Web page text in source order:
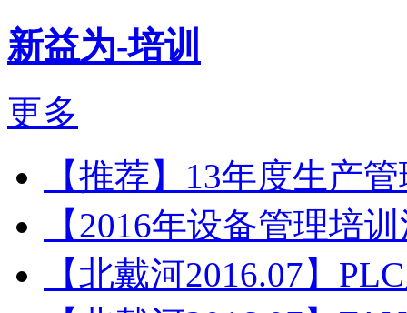
新益为-培训
更多
【推荐】13年度生产
【2016年设备管理培
【北戴河2016.07】